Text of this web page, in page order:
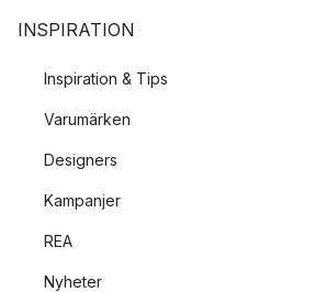
INSPIRATION
Inspiration & Tips
Varumärken
Designers
Kampanjer
REA
Nyheter